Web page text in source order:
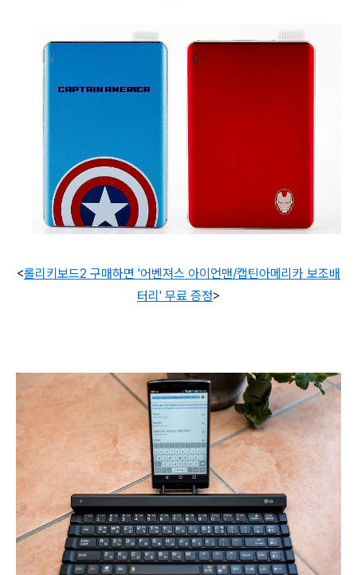
<롤리키보드2 구매하면 '어벤져스 아이언맨/캡틴아메리카 보조배
터리' 무료 증정>